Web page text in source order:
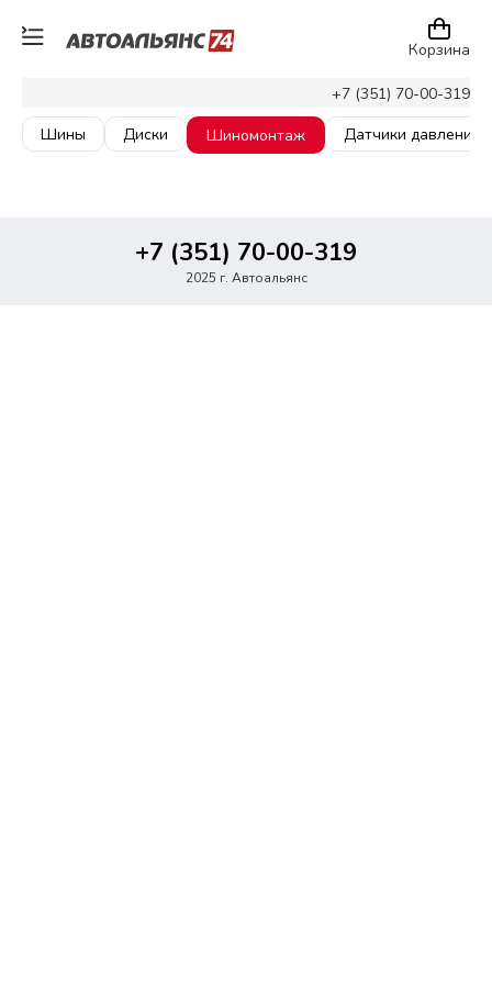
+7 (351) 70-00-319
Корзина
Шины Диски Шиномонтаж Датчики давления
+7 (351) 70-00-319
2025 г. Автоальянс